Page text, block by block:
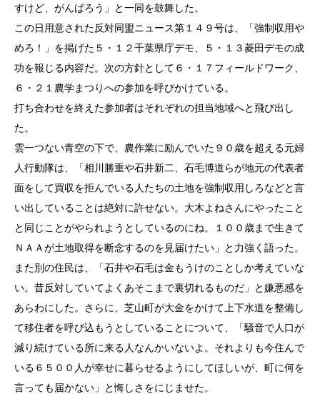
すけど、がんばろう」と一同を鼓舞した。
この日用意された反対同盟ニュース第１４９号は、「強制収用や
めろ！」を掲げた５・１２千葉県庁デモ、５・１３菱田デモの成
功を報じる内容だ。次の方針として６・１７フィールドワーク、
６・２１農学まつりへの参加を呼びかけている。
打ち合わせを終えた参加者はそれぞれの担当地域へと飛び出し
た。
雲一つない青空の下で、農作業に励んでいた９０歳を超える元婦
人行動隊は、「相川勝重や石井新二、石毛博道らが地元の代表者
面をして買収を拒んでいる人たちの土地を強制収用しろなどと言
い出していることは絶対に許せない。大木よねさんにやったこと
と同じことがやられようとしているのにね。１００歳まで生きて
ＮＡＡが土地取得を断念するのを見届けたい」と力強く語った。
また別の住民は、「石井や石毛は金もうけのことしか考えていな
い。昔反対していてよくあそこまで裏切れるものだ」と嫌悪感を
あらわにした。さらに、芝山町が大金をかけて上下水道を整備し
て移住者を呼び込もうとしていることについて、「騒音で人口が
減り続けている所に来る人なんかいないよ。それよりも今住んで
いる６５００人が幸せに暮らせるようにしてほしいが、町に何を
言っても届かない」と悔しさをにじませた。